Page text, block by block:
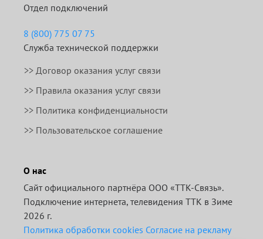
Отдел подключений
8 (800) 775 07 75
Служба технической поддержки
>> Договор оказания услуг связи
>> Правила оказания услуг связи
>> Политика конфиденциальности
>> Пользовательское соглашение
О нас
Сайт официального партнёра ООО «ТТК-Связь».
Подключение интернета, телевидения ТТК в Зиме
2026 г.
Политика обработки cookies Согласие на рекламу